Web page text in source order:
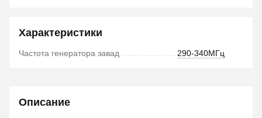
Характеристики
Частота генератора завад 290-340МГц
Описание